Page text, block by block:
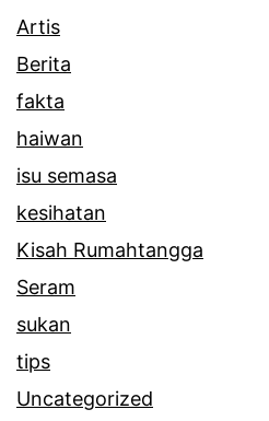
Artis
Berita
fakta
haiwan
isu semasa
kesihatan
Kisah Rumahtangga
Seram
sukan
tips
Uncategorized